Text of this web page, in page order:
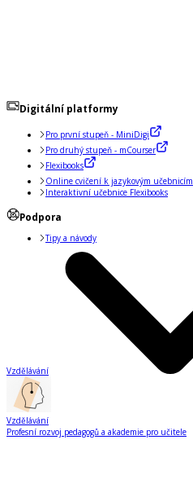
Digitální platformy
Pro první stupeň - MiniDigi
Pro druhý stupeň - mCourser
Flexibooks
Online cvičení k jazykovým učebnicím
Interaktivní učebnice Flexibooks
Podpora
Tipy a návody
Vzdělávání
Vzdělávání
Profesní rozvoj pedagogů a akademie pro učitele